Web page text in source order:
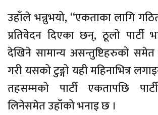
उहाँले भन्नुभयो, “एकताका लागि
प्रतिवेदन दिएका छन्, ठूलो पार्टी
देखिने सामान्य असन्तुष्टिहरुको समेत
गरी यसको टुङ्गो यही महिनाभित्र
तहसम्मको पार्टी एकतापछि
लिनेसमेत उहाँको भनाइ छ ।